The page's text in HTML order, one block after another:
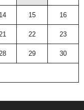
14 15 16
21 22 23
28 29 30